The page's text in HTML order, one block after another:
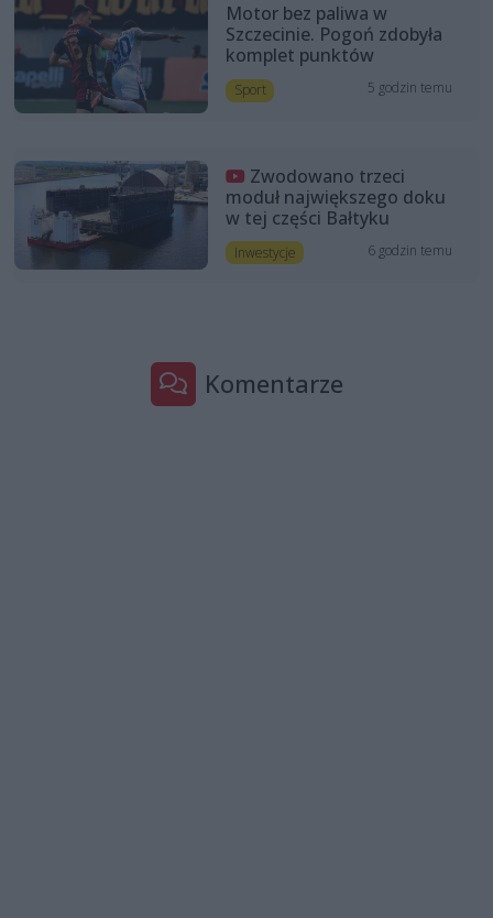
Motor bez paliwa w
Szczecinie. Pogoń zdobyła
komplet punktów
Sport 5 godzin temu
Zwodowano trzeci
moduł największego doku
w tej części Bałtyku
Inwestycje 6 godzin temu
Komentarze